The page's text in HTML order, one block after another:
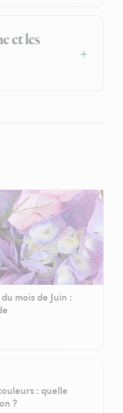
et les
mois de Juin :
: quelle
?